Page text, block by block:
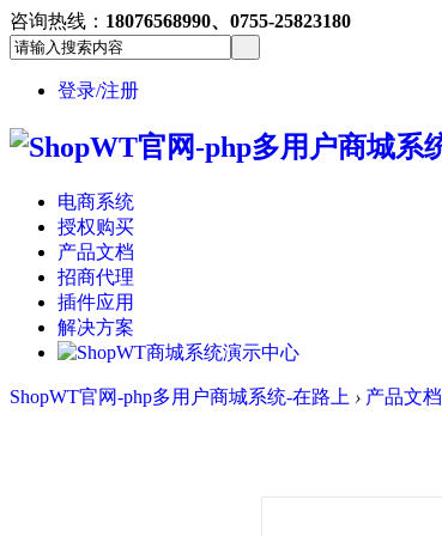
咨询热线： 18076568990、0755-25823180
登录/注册
电商系统
授权购买
产品文档
招商代理
插件应用
解决方案
ShopWT官网-php多用户商城系统-在路上 › 产品文档